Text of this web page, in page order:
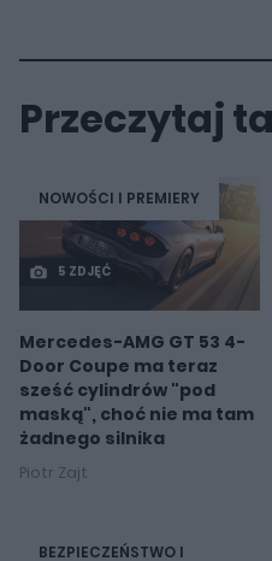
Przeczytaj
NOWOŚCI I PREMIERY
5 ZDJĘĆ
Mercedes-AMG GT 53 4-
Door Coupe ma teraz
sześć cylindrów "pod
maską", choć nie ma tam
żadnego silnika
Piotr Zajt
BEZPIECZEŃSTWO I